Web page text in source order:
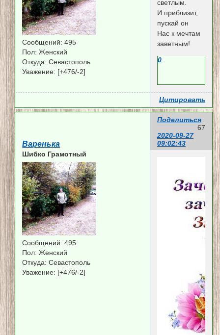
Сообщений: 495
Пол: Женский
Откуда: Севастополь
Уважение: [+476/-2]
светлым.
И приблизит,
пускай он
Нас к мечтам
заветным!
0
Цитировать
Поделиться
67
2020-09-27
09:02:43
Варенька
Шибко Грамотный
Сообщений: 495
Пол: Женский
Откуда: Севастополь
Уважение: [+476/-2]